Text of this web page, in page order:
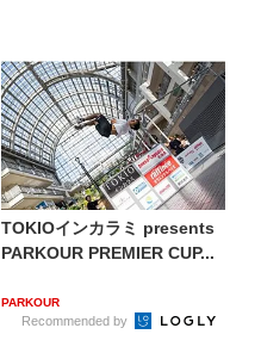
TOKIOインカラミ presents
PARKOUR PREMIER CUP...
PARKOUR
Recommended by